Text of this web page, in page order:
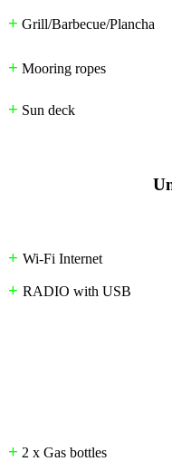
+ Grill/Barbecue/Plancha
+ Mooring ropes
+ Sun deck
+ Wi-Fi Internet
+ RADIO with USB
+ 2 x Gas bottles